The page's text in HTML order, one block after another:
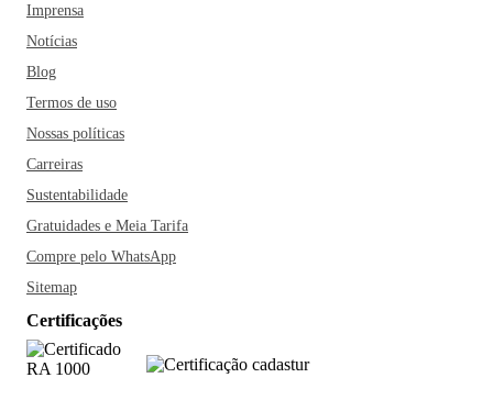
Imprensa
Notícias
Blog
Termos de uso
Nossas políticas
Carreiras
Sustentabilidade
Gratuidades e Meia Tarifa
Compre pelo WhatsApp
Sitemap
Certificações